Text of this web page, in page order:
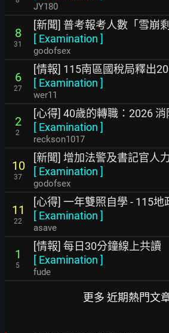
JY180
8
31
[新聞] 普考報考人數「雪崩
[ Examination ]
godofsex
6
27
[情報] 115南區國稅局釋出
[ Examination ]
wer11
2
2
[心得] 40歲的轉職：2026
[ Examination ]
reckson1017
10
37
[新聞] 增加法警及書記官人
[ Examination ]
godofsex
11
22
[心得] 一年雙照自學 - 115地
[ Examination ]
asave
1
5
[情報] 每日30分鐘線上共讀
[ Examination ]
fude
更多 近期熱門文